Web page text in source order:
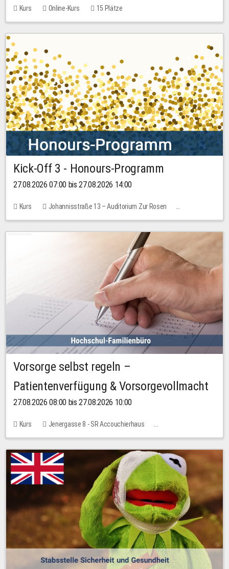
Kurs Online-Kurs 15 Plätze
Kick-Off 3 - Honours-Programm
27.08.2026 07:00 bis 27.08.2026 14:00
Kurs
Johannisstraße 13 – Auditorium Zur Rosen
11 Plätze
Vorsorge selbst regeln –
Patientenverfügung & Vorsorgevollmacht
27.08.2026 08:00 bis 27.08.2026 10:00
Kurs
Jenergasse 8 - SR Accouchierhaus
Keine freien Plätze